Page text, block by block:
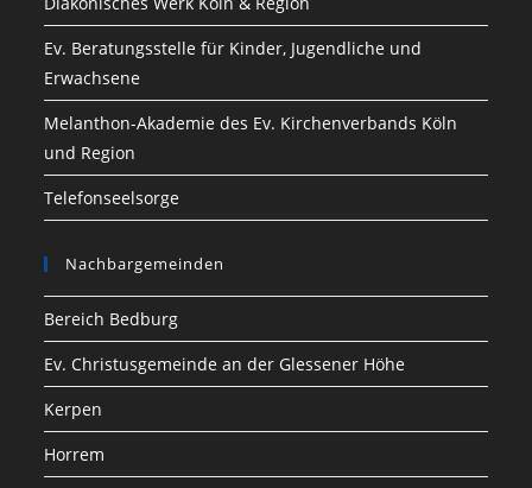
Ev. Beratungsstelle für Kinder, Jugendliche und
Erwachsene
Melanthon-Akademie des Ev. Kirchenverbands Köln
und Region
Telefonseelsorge
Nachbargemeinden
Bereich Bedburg
Ev. Christusgemeinde an der Glessener Höhe
Kerpen
Horrem